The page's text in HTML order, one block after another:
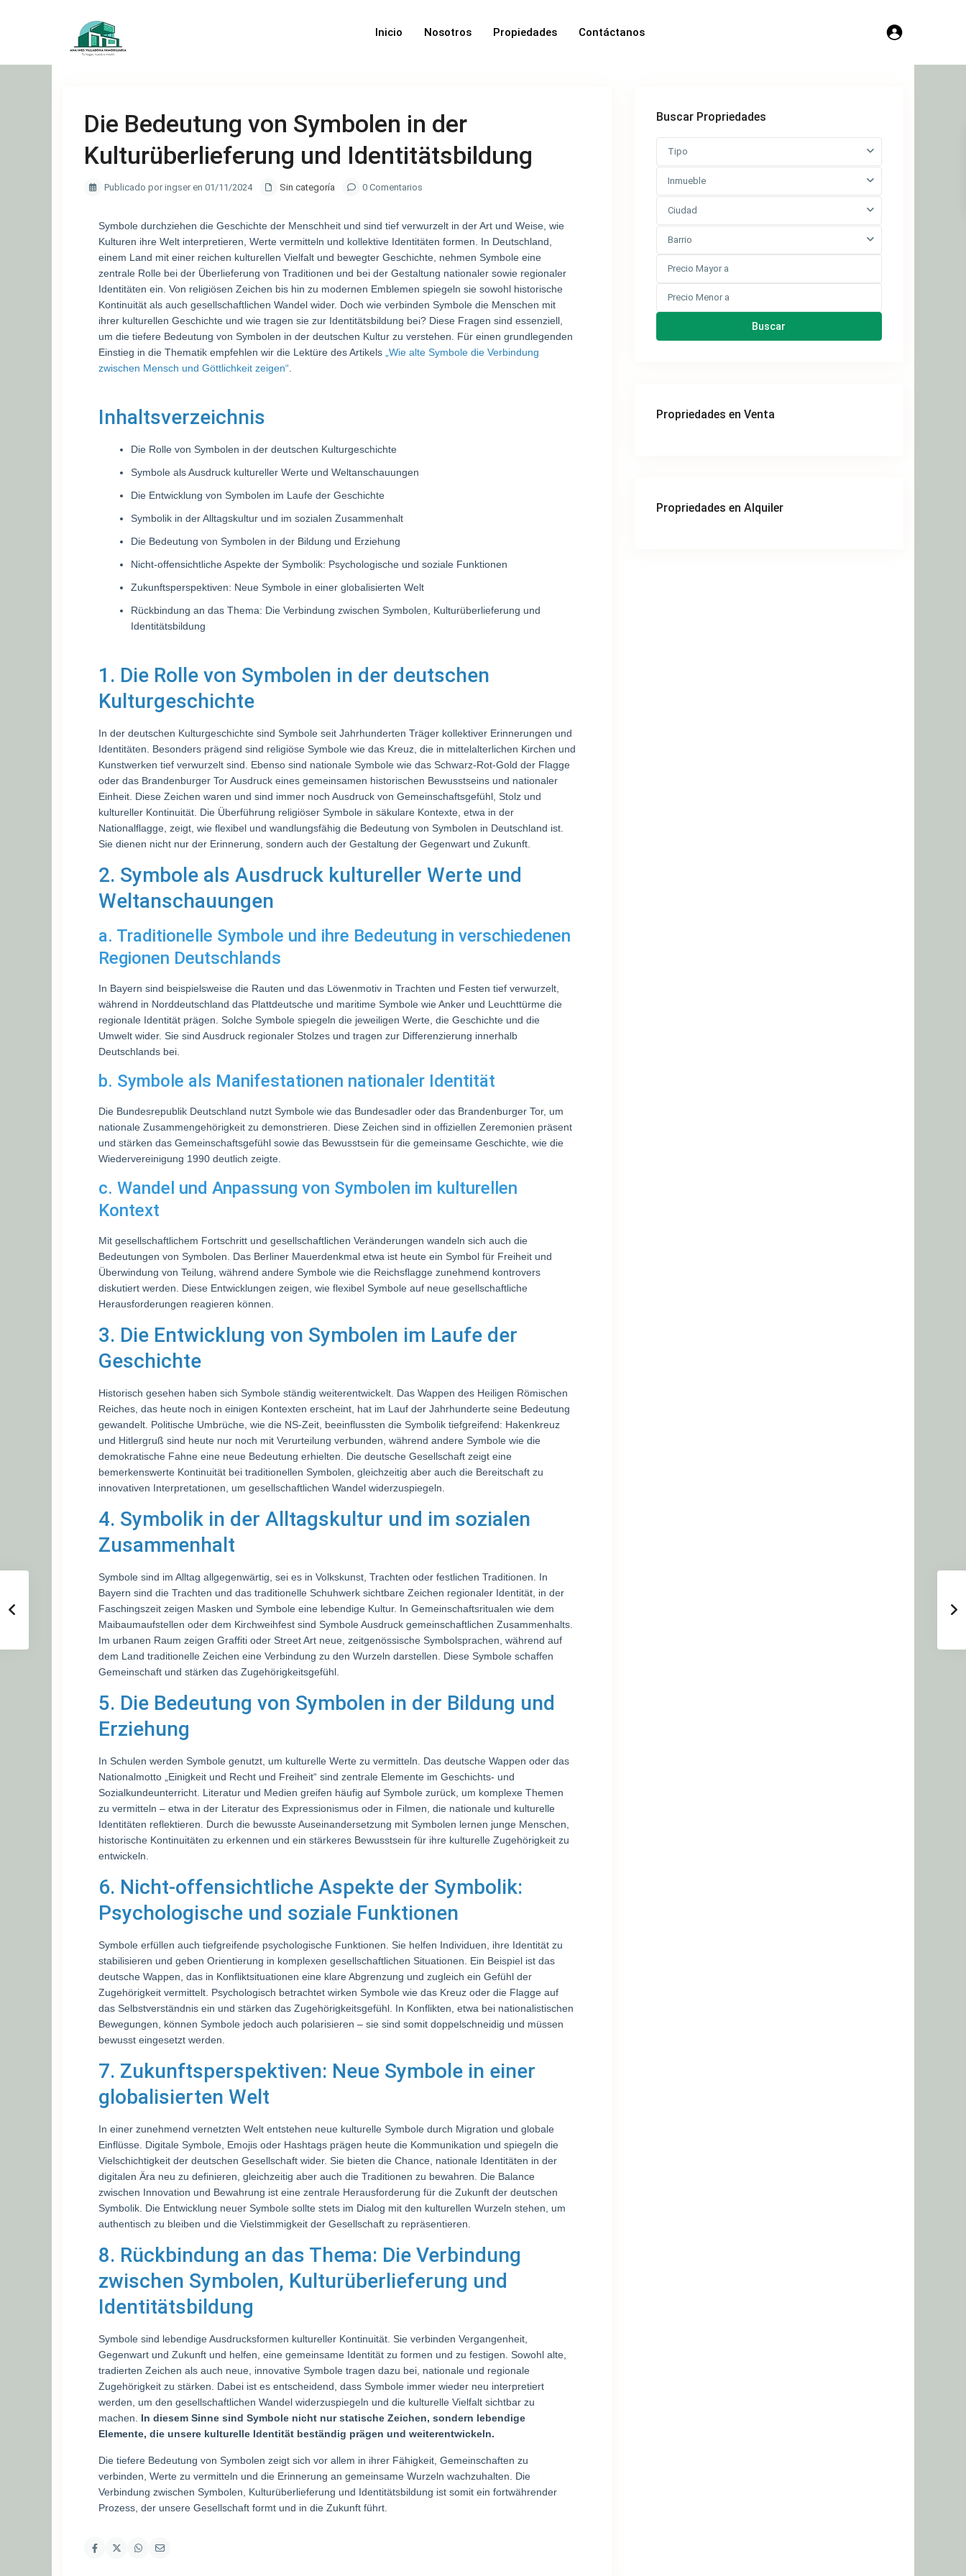
Inicio Nosotros Propiedades Contáctanos
Die Bedeutung von Symbolen in der
Kulturüberlieferung und Identitätsbildung
Publicado por ingser en 01/11/2024 Sin categoría 0 Comentarios
Symbole durchziehen die Geschichte der Menschheit und sind tief verwurzelt in der Art und Weise, wie
Kulturen ihre Welt interpretieren, Werte vermitteln und kollektive Identitäten formen. In Deutschland,
einem Land mit einer reichen kulturellen Vielfalt und bewegter Geschichte, nehmen Symbole eine
zentrale Rolle bei der Überlieferung von Traditionen und bei der Gestaltung nationaler sowie regionaler
Identitäten ein. Von religiösen Zeichen bis hin zu modernen Emblemen spiegeln sie sowohl historische
Kontinuität als auch gesellschaftlichen Wandel wider. Doch wie verbinden Symbole die Menschen mit
ihrer kulturellen Geschichte und wie tragen sie zur Identitätsbildung bei? Diese Fragen sind essenziell,
um die tiefere Bedeutung von Symbolen in der deutschen Kultur zu verstehen. Für einen grundlegenden
Einstieg in die Thematik empfehlen wir die Lektüre des Artikels „Wie alte Symbole die Verbindung
zwischen Mensch und Göttlichkeit zeigen“
Inhaltsverzeichnis
Die Rolle von Symbolen in der deutschen Kulturgeschichte
Symbole als Ausdruck kultureller Werte und Weltanschauungen
Die Entwicklung von Symbolen im Laufe der Geschichte
Symbolik in der Alltagskultur und im sozialen Zusammenhalt
Die Bedeutung von Symbolen in der Bildung und Erziehung
Nicht-offensichtliche Aspekte der Symbolik: Psychologische und soziale Funktionen
Zukunftsperspektiven: Neue Symbole in einer globalisierten Welt
Rückbindung an das Thema: Die Verbindung zwischen Symbolen, Kulturüberlieferung und
Identitätsbildung
1. Die Rolle von Symbolen in der deutschen
Kulturgeschichte
In der deutschen Kulturgeschichte sind Symbole seit Jahrhunderten Träger kollektiver Erinnerungen und
Identitäten. Besonders prägend sind religiöse Symbole wie das Kreuz, die in mittelalterlichen Kirchen und
Kunstwerken tief verwurzelt sind. Ebenso sind nationale Symbole wie das Schwarz-Rot-Gold der Flagge
oder das Brandenburger Tor Ausdruck eines gemeinsamen historischen Bewusstseins und nationaler
Einheit. Diese Zeichen waren und sind immer noch Ausdruck von Gemeinschaftsgefühl, Stolz und
kultureller Kontinuität. Die Überführung religiöser Symbole in säkulare Kontexte, etwa in der
Nationalflagge, zeigt, wie flexibel und wandlungsfähig die Bedeutung von Symbolen in Deutschland ist.
Sie dienen nicht nur der Erinnerung, sondern auch der Gestaltung der Gegenwart und Zukunft.
2. Symbole als Ausdruck kultureller Werte und
Weltanschauungen
a. Traditionelle Symbole und ihre Bedeutung in verschiedenen
Regionen Deutschlands
In Bayern sind beispielsweise die Rauten und das Löwenmotiv in Trachten und Festen tief verwurzelt,
während in Norddeutschland das Plattdeutsche und maritime Symbole wie Anker und Leuchttürme die
regionale Identität prägen. Solche Symbole spiegeln die jeweiligen Werte, die Geschichte und die
Umwelt wider. Sie sind Ausdruck regionaler Stolzes und tragen zur Differenzierung innerhalb
Deutschlands bei.
b. Symbole als Manifestationen nationaler Identität
Die Bundesrepublik Deutschland nutzt Symbole wie das Bundesadler oder das Brandenburger Tor, um
nationale Zusammengehörigkeit zu demonstrieren. Diese Zeichen sind in offiziellen Zeremonien präsent
und stärken das Gemeinschaftsgefühl sowie das Bewusstsein für die gemeinsame Geschichte, wie die
Wiedervereinigung 1990 deutlich zeigte.
c. Wandel und Anpassung von Symbolen im kulturellen
Kontext
Mit gesellschaftlichem Fortschritt und gesellschaftlichen Veränderungen wandeln sich auch die
Bedeutungen von Symbolen. Das Berliner Mauerdenkmal etwa ist heute ein Symbol für Freiheit und
Überwindung von Teilung, während andere Symbole wie die Reichsflagge zunehmend kontrovers
diskutiert werden. Diese Entwicklungen zeigen, wie flexibel Symbole auf neue gesellschaftliche
Herausforderungen reagieren können.
3. Die Entwicklung von Symbolen im Laufe der
Geschichte
Historisch gesehen haben sich Symbole ständig weiterentwickelt. Das Wappen des Heiligen Römischen
Reiches, das heute noch in einigen Kontexten erscheint, hat im Lauf der Jahrhunderte seine Bedeutung
gewandelt. Politische Umbrüche, wie die NS-Zeit, beeinflussten die Symbolik tiefgreifend: Hakenkreuz
und Hitlergruß sind heute nur noch mit Verurteilung verbunden, während andere Symbole wie die
demokratische Fahne eine neue Bedeutung erhielten. Die deutsche Gesellschaft zeigt eine
bemerkenswerte Kontinuität bei traditionellen Symbolen, gleichzeitig aber auch die Bereitschaft zu
innovativen Interpretationen, um gesellschaftlichen Wandel widerzuspiegeln.
4. Symbolik in der Alltagskultur und im sozialen
Zusammenhalt
Symbole sind im Alltag allgegenwärtig, sei es in Volkskunst, Trachten oder festlichen Traditionen. In
Bayern sind die Trachten und das traditionelle Schuhwerk sichtbare Zeichen regionaler Identität, in der
Faschingszeit zeigen Masken und Symbole eine lebendige Kultur. In Gemeinschaftsritualen wie dem
Maibaumaufstellen oder dem Kirchweihfest sind Symbole Ausdruck gemeinschaftlichen Zusammenhalts.
Im urbanen Raum zeigen Graffiti oder Street Art neue, zeitgenössische Symbolsprachen, während auf
dem Land traditionelle Zeichen eine Verbindung zu den Wurzeln darstellen. Diese Symbole schaffen
Gemeinschaft und stärken das Zugehörigkeitsgefühl.
5. Die Bedeutung von Symbolen in der Bildung und
Erziehung
In Schulen werden Symbole genutzt, um kulturelle Werte zu vermitteln. Das deutsche Wappen oder das
Nationalmotto „Einigkeit und Recht und Freiheit“ sind zentrale Elemente im Geschichts- und
Sozialkundeunterricht. Literatur und Medien greifen häufig auf Symbole zurück, um komplexe Themen
zu vermitteln – etwa in der Literatur des Expressionismus oder in Filmen, die nationale und kulturelle
Identitäten reflektieren. Durch die bewusste Auseinandersetzung mit Symbolen lernen junge Menschen,
historische Kontinuitäten zu erkennen und ein stärkeres Bewusstsein für ihre kulturelle Zugehörigkeit zu
entwickeln.
6. Nicht-offensichtliche Aspekte der Symbolik:
Psychologische und soziale Funktionen
Symbole erfüllen auch tiefgreifende psychologische Funktionen. Sie helfen Individuen, ihre Identität zu
stabilisieren und geben Orientierung in komplexen gesellschaftlichen Situationen. Ein Beispiel ist das
deutsche Wappen, das in Konfliktsituationen eine klare Abgrenzung und zugleich ein Gefühl der
Zugehörigkeit vermittelt. Psychologisch betrachtet wirken Symbole wie das Kreuz oder die Flagge auf
das Selbstverständnis ein und stärken das Zugehörigkeitsgefühl. In Konflikten, etwa bei nationalistischen
Bewegungen, können Symbole jedoch auch polarisieren – sie sind somit doppelschneidig und müssen
bewusst eingesetzt werden.
7. Zukunftsperspektiven: Neue Symbole in einer
globalisierten Welt
In einer zunehmend vernetzten Welt entstehen neue kulturelle Symbole durch Migration und globale
Einflüsse. Digitale Symbole, Emojis oder Hashtags prägen heute die Kommunikation und spiegeln die
Vielschichtigkeit der deutschen Gesellschaft wider. Sie bieten die Chance, nationale Identitäten in der
digitalen Ära neu zu definieren, gleichzeitig aber auch die Traditionen zu bewahren. Die Balance
zwischen Innovation und Bewahrung ist eine zentrale Herausforderung für die Zukunft der deutschen
Symbolik. Die Entwicklung neuer Symbole sollte stets im Dialog mit den kulturellen Wurzeln stehen, um
authentisch zu bleiben und die Vielstimmigkeit der Gesellschaft zu repräsentieren.
8. Rückbindung an das Thema: Die Verbindung
zwischen Symbolen, Kulturüberlieferung und
Identitätsbildung
Symbole sind lebendige Ausdrucksformen kultureller Kontinuität. Sie verbinden Vergangenheit,
Gegenwart und Zukunft und helfen, eine gemeinsame Identität zu formen und zu festigen. Sowohl alte,
tradierten Zeichen als auch neue, innovative Symbole tragen dazu bei, nationale und regionale
Zugehörigkeit zu stärken. Dabei ist es entscheidend, dass Symbole immer wieder neu interpretiert
werden, um den gesellschaftlichen Wandel widerzuspiegeln und die kulturelle Vielfalt sichtbar zu
machen. In diesem Sinne sind Symbole nicht nur statische Zeichen, sondern lebendige
Elemente, die unsere kulturelle Identität beständig prägen und weiterentwickeln.
Die tiefere Bedeutung von Symbolen zeigt sich vor allem in ihrer Fähigkeit, Gemeinschaften zu
verbinden, Werte zu vermitteln und die Erinnerung an gemeinsame Wurzeln wachzuhalten. Die
Verbindung zwischen Symbolen, Kulturüberlieferung und Identitätsbildung ist somit ein fortwährender
Prozess, der unsere Gesellschaft formt und in die Zukunft führt.
Buscar Propriedades
Tipo
Inmueble
Ciudad
Barrio
Buscar
Propriedades en Venta
Propriedades en Alquiler